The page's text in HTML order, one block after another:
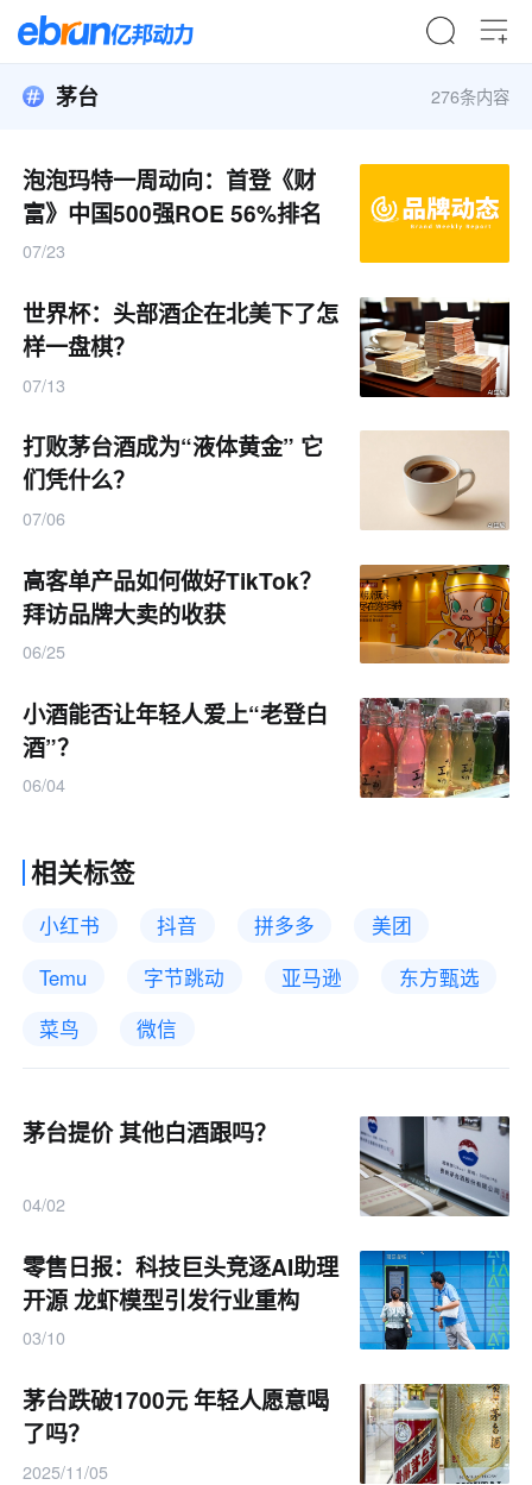
茅台 276条内容
泡泡玛特一周动向：首登《财
富》中国500强ROE 56%排名
第二
07/23
世界杯：头部酒企在北美下了怎
样一盘棋？
07/13
打败茅台酒成为“液体黄金” 它
们凭什么？
07/06
高客单产品如何做好TikTok？
拜访品牌大卖的收获
06/25
小酒能否让年轻人爱上“老登白
酒”？
06/04
相关标签
小红书 抖音 拼多多
美团
Temu
字节跳动 亚马逊
东方甄选
菜鸟
微信
茅台提价 其他白酒跟吗？
04/02
零售日报：科技巨头竞逐AI助理
开源 龙虾模型引发行业重构
03/10
茅台跌破1700元 年轻人愿意喝
了吗？
2025/11/05